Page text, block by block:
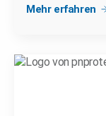
Mehr erfahren